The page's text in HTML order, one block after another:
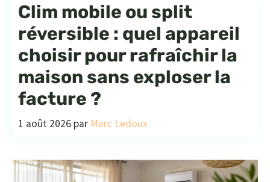
Clim mobile ou split
réversible : quel appareil
choisir pour rafraîchir la
maison sans exploser la
facture ?
1 août 2026 par Marc Ledoux